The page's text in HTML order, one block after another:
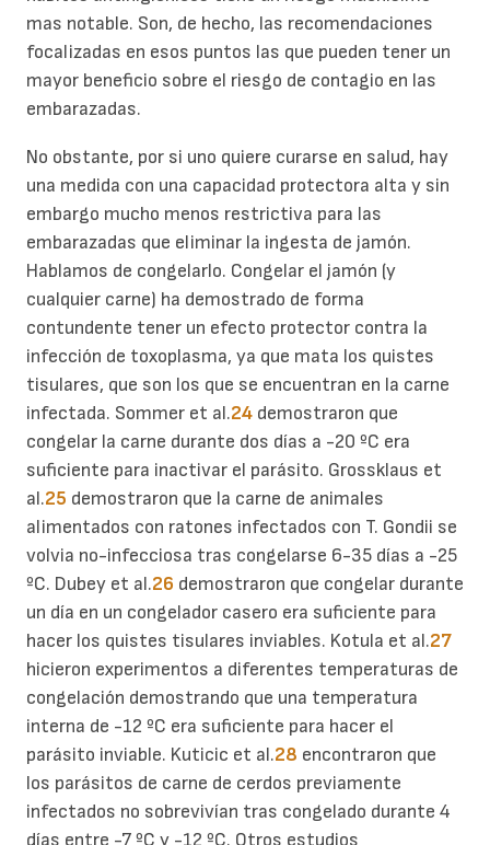
mas notable. Son, de hecho, las recomendaciones
focalizadas en esos puntos las que pueden tener un
mayor beneficio sobre el riesgo de contagio en las
embarazadas.
No obstante, por si uno quiere curarse en salud, hay
una medida con una capacidad protectora alta y sin
embargo mucho menos restrictiva para las
embarazadas que eliminar la ingesta de jamón.
Hablamos de congelarlo. Congelar el jamón (y
cualquier carne) ha demostrado de forma
contundente tener un efecto protector contra la
infección de toxoplasma, ya que mata los quistes
tisulares, que son los que se encuentran en la carne
infectada. Sommer et al.24 demostraron que
congelar la carne durante dos días a -20 ºC era
suficiente para inactivar el parásito. Grossklaus et
al.25 demostraron que la carne de animales
alimentados con ratones infectados con T. Gondii se
volvia no-infecciosa tras congelarse 6-35 días a -25
ºC. Dubey et al.26 demostraron que congelar durante
un día en un congelador casero era suficiente para
hacer los quistes tisulares inviables. Kotula et al.27
hicieron experimentos a diferentes temperaturas de
congelación demostrando que una temperatura
interna de -12 ºC era suficiente para hacer el
parásito inviable. Kuticic et al.28 encontraron que
los parásitos de carne de cerdos previamente
infectados no sobrevivían tras congelado durante 4
días entre -7 ºC y -12 ºC. Otros estudios